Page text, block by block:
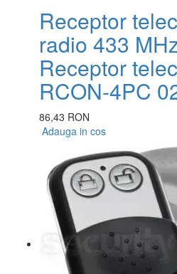
Receptor
radio 433
Receptor
RCON-4PC
86,43 RON
Adauga in cos